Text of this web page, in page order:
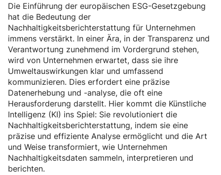
Die Einführung der europäischen ESG-Gesetzgebung
hat die Bedeutung der
Nachhaltigkeitsberichterstattung für Unternehmen
immens verstärkt. In einer Ära, in der Transparenz und
Verantwortung zunehmend im Vordergrund stehen,
wird von Unternehmen erwartet, dass sie ihre
Umweltauswirkungen klar und umfassend
kommunizieren. Dies erfordert eine präzise
Datenerhebung und -analyse, die oft eine
Herausforderung darstellt. Hier kommt die Künstliche
Intelligenz (KI) ins Spiel: Sie revolutioniert die
Nachhaltigkeitsberichterstattung, indem sie eine
präzise und effiziente Analyse ermöglicht und die Art
und Weise transformiert, wie Unternehmen
Nachhaltigkeitsdaten sammeln, interpretieren und
berichten.